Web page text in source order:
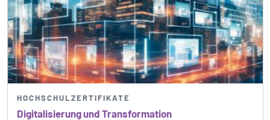
Digitalisierung und Transformation
HOCHSCHULZERTIFIKATE